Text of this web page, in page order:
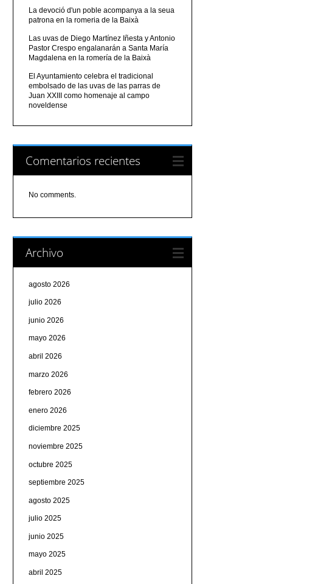
La devoció d'un poble acompanya a la seua
patrona en la romeria de la Baixà
Las uvas de Diego Martínez Iñesta y Antonio
Pastor Crespo engalanarán a Santa María
Magdalena en la romería de la Baixà
El Ayuntamiento celebra el tradicional
embolsado de las uvas de las parras de
Juan XXIII como homenaje al campo
noveldense
Comentarios recientes
No comments.
Archivo
agosto 2026
julio 2026
junio 2026
mayo 2026
abril 2026
marzo 2026
febrero 2026
enero 2026
diciembre 2025
noviembre 2025
octubre 2025
septiembre 2025
agosto 2025
julio 2025
junio 2025
mayo 2025
abril 2025